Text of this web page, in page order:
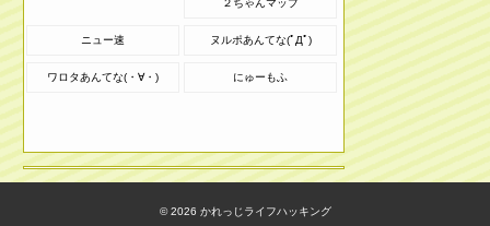
ニュー速 ヌルポあんてな(ﾟДﾟ)
ワロタあんてな(・∀・) にゅーもふ
© 2026 かれっじライフハッキング